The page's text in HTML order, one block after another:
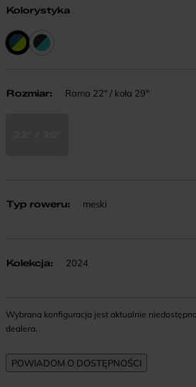
Kolorystyka
Rozmiar: Rama 22" / koła 29"
Typ roweru: meski
Kolekcja: 2024
Wybrana konfiguracja jest aktualnie
dealera.